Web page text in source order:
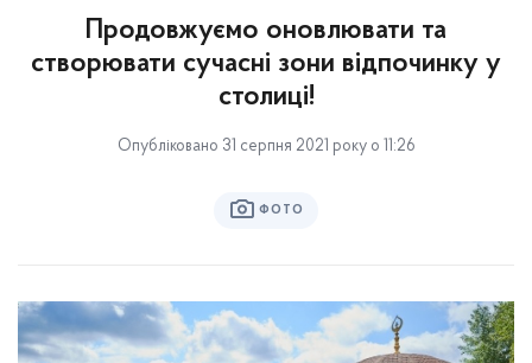
Продовжуємо оновлювати та
створювати сучасні зони відпочинку у
столиці!
Опубліковано 31 серпня 2021 року о 11:26
ФОТО